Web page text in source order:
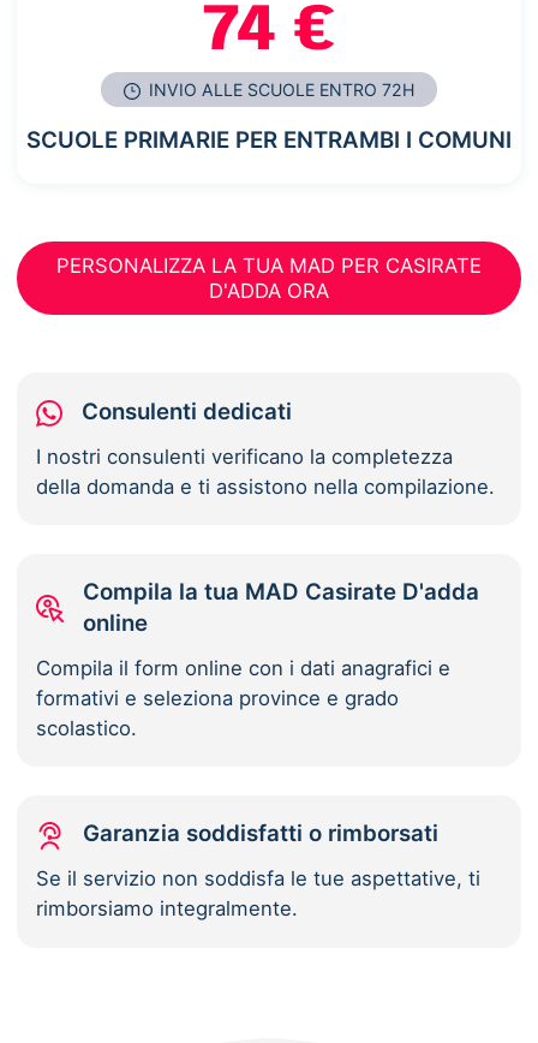
74 €
INVIO ALLE SCUOLE ENTRO 72H
SCUOLE PRIMARIE PER ENTRAMBI I COMUNI
PERSONALIZZA LA TUA MAD PER CASIRATE
D'ADDA ORA
Consulenti dedicati
I nostri consulenti verificano la completezza
della domanda e ti assistono nella compilazione.
Compila la tua MAD Casirate D'adda
online
Compila il form online con i dati anagrafici e
formativi e seleziona province e grado
scolastico.
Garanzia soddisfatti o rimborsati
Se il servizio non soddisfa le tue aspettative, ti
rimborsiamo integralmente.